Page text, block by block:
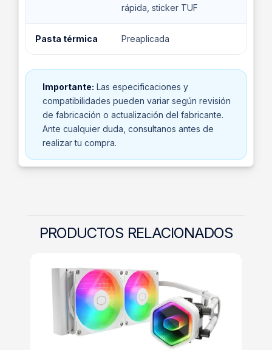
rápida, sticker TUF
Pasta térmica Preaplicada
Importante: Las especificaciones y
compatibilidades pueden variar según revisión
de fabricación o actualización del fabricante.
Ante cualquier duda, consultanos antes de
realizar tu compra.
PRODUCTOS RELACIONADOS